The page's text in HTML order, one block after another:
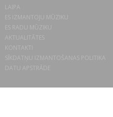
LAIPA
ES IZMANTOJU MŪZIKU
ES RADU MŪZIKU
AKTUALITĀTES
KONTAKTI
SĪKDATŅU IZMANTOŠANAS POLITIKA
DATU APSTRĀDE